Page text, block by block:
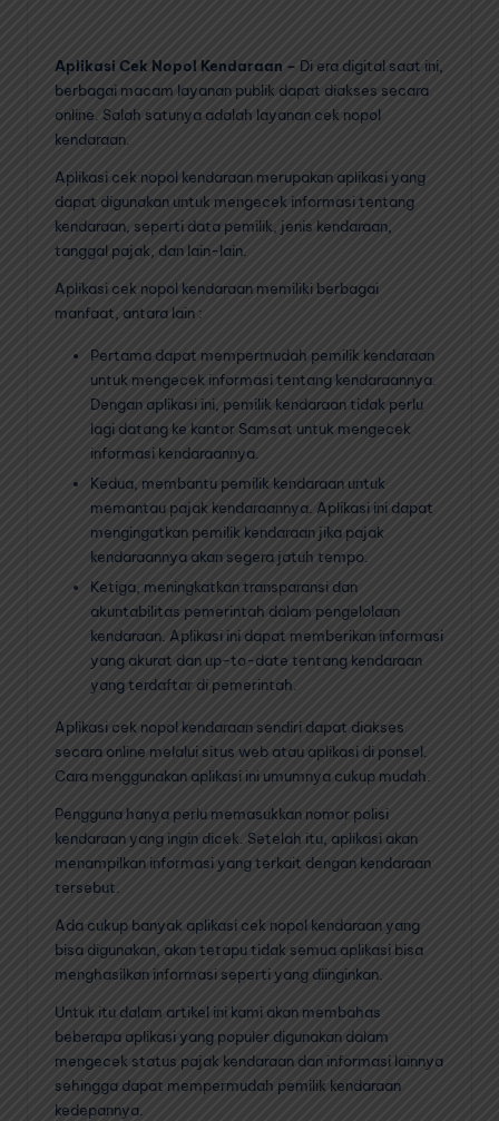
Aplikasi Cek Nopol Kendaraan – Di era digital saat ini,
berbagai macam layanan publik dapat diakses secara
online. Salah satunya adalah layanan cek nopol
kendaraan.
Aplikasi cek nopol kendaraan merupakan aplikasi yang
dapat digunakan untuk mengecek informasi tentang
kendaraan, seperti data pemilik, jenis kendaraan,
tanggal pajak, dan lain-lain.
Aplikasi cek nopol kendaraan memiliki berbagai
manfaat, antara lain :
Pertama dapat mempermudah pemilik kendaraan
untuk mengecek informasi tentang kendaraannya.
Dengan aplikasi ini, pemilik kendaraan tidak perlu
lagi datang ke kantor Samsat untuk mengecek
informasi kendaraannya.
Kedua, membantu pemilik kendaraan untuk
memantau pajak kendaraannya. Aplikasi ini dapat
mengingatkan pemilik kendaraan jika pajak
kendaraannya akan segera jatuh tempo.
Ketiga, meningkatkan transparansi dan
akuntabilitas pemerintah dalam pengelolaan
kendaraan. Aplikasi ini dapat memberikan informasi
yang akurat dan up-to-date tentang kendaraan
yang terdaftar di pemerintah.
Aplikasi cek nopol kendaraan sendiri dapat diakses
secara online melalui situs web atau aplikasi di ponsel.
Cara menggunakan aplikasi ini umumnya cukup mudah.
Pengguna hanya perlu memasukkan nomor polisi
kendaraan yang ingin dicek. Setelah itu, aplikasi akan
menampilkan informasi yang terkait dengan kendaraan
tersebut.
Ada cukup banyak aplikasi cek nopol kendaraan yang
bisa digunakan, akan tetapu tidak semua aplikasi bisa
menghasilkan informasi seperti yang diinginkan.
Untuk itu dalam artikel ini kami akan membahas
beberapa aplikasi yang populer digunakan dalam
mengecek status pajak kendaraan dan informasi lainnya
sehingga dapat mempermudah pemilik kendaraan
kedepannya.